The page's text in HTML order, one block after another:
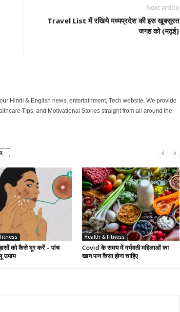
Next article
Travel List में रखिये मध्यप्रदेश की इस खूबसूरत
जगह को (मढ़ई)
Hindi & English news, entertainment, Tech website. We provide
Tips, and Motivational Stories straight from all around the
को कैसे दूर करें – पांच
उपाय
Health & Fitness
Covid के समय में गर्भवती महिलाओं का
खान पान कैसा होना चाहिए